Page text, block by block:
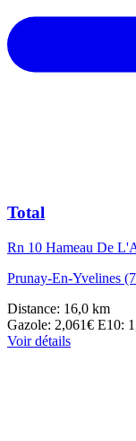
Total
Rn 10 Hameau De
Prunay-En-Yvelines
Distance: 16,0 km
Gazole: 2,061€ E10:
Voir détails